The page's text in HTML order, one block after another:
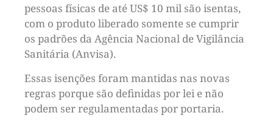
pessoas físicas de até US$ 10 mil são isentas,
com o produto liberado somente se cumprir
os padrões da Agência Nacional de Vigilância
Sanitária (Anvisa).
Essas isenções foram mantidas nas novas
regras porque são definidas por lei e não
podem ser regulamentadas por portaria.